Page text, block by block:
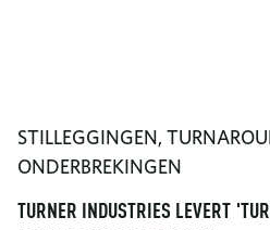
STILLEGGINGEN,
ONDERBREKINGEN
TURNER INDUSTRIES LEVERT